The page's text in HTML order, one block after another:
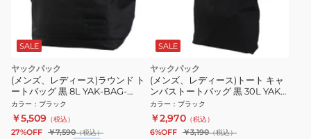
SALE
ヤックパック
(メンズ、レディース)ラウンド ト
ートバッグ 黒 8L YAK-BAG-
25S005 BLK トート サブバッグ
手提げバッグ
カラー ： ブラック
￥5,509 （税込）
27%OFF ￥7,590（税込）
SALE
ヤックパック
(メンズ、レディース)トート キャ
ンバストートバッグ 黒 30L YAK-
BGL-26S007 BLK トートバッグ
手提げバッグ サブバッグ
カラー ： ブラック
￥2,970 （税込）
6%OFF ￥3,190（税込）